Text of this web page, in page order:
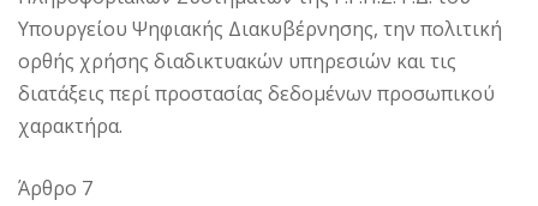
Υπουργείου Ψηφιακής Διακυβέρνησης, την πολιτική
ορθής χρήσης διαδικτυακών υπηρεσιών και τις
διατάξεις περί προστασίας δεδομένων προσωπικού
χαρακτήρα.
Άρθρο 7